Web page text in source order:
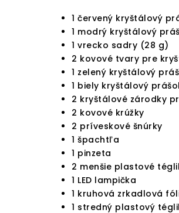
1 červený kryštálový
1 modrý kryštálový
1 vrecko sadry (28 g)
2 kovové tvary pre
1 zelený kryštálový
1 biely kryštálový
2 kryštálové zárodky
2 kovové krúžky
2 príveskové šnúrky
1 špachtľa
1 pinzeta
2 menšie plastové
1 LED lampička
1 kruhová zrkadlová
1 stredný plastový